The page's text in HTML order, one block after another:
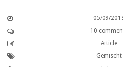
05/09/
10
Article
Gemischt